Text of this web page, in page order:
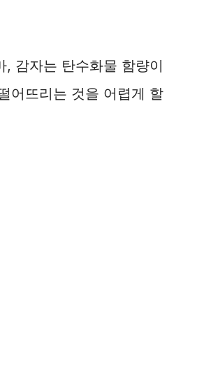
, 감자는 탄수화물 함량이
어뜨리는 것을 어렵게 할